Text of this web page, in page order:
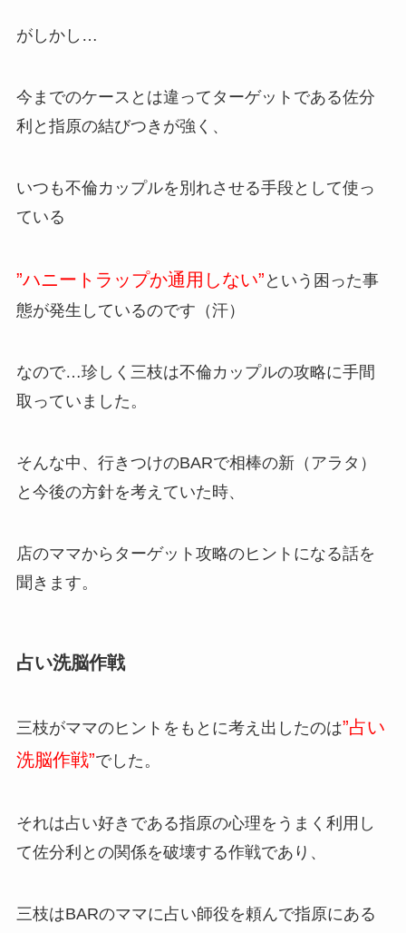
がしかし…
今までのケースとは違ってターゲットである佐分
利と指原の結びつきが強く、
いつも不倫カップルを別れさせる手段として使っ
ている
”ハニートラップか通用しない” という困った事
態が発生しているのです（汗）
なので…珍しく三枝は不倫カップルの攻略に手間
取っていました。
そんな中、行きつけのBARで相棒の新（アラタ）
と今後の方針を考えていた時、
店のママからターゲット攻略のヒントになる話を
聞きます。
占い洗脳作戦
三枝がママのヒントをもとに考え出したのは”占い
洗脳作戦”でした。
それは占い好きである指原の心理をうまく利用し
て佐分利との関係を破壊する作戦であり、
三枝はBARのママに占い師役を頼んで指原にある